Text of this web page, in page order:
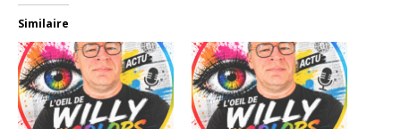
Similaire